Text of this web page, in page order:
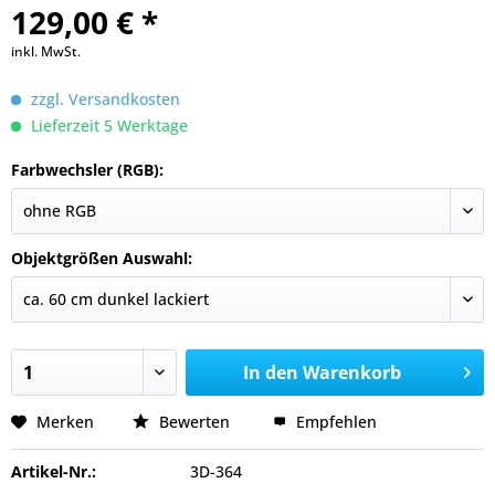
129,00 € *
inkl. MwSt.
zzgl. Versandkosten
Lieferzeit 5 Werktage
Farbwechsler (RGB):
Objektgrößen Auswahl:
In den Warenkorb
Merken Bewerten Empfehlen
Artikel-Nr.: 3D-364